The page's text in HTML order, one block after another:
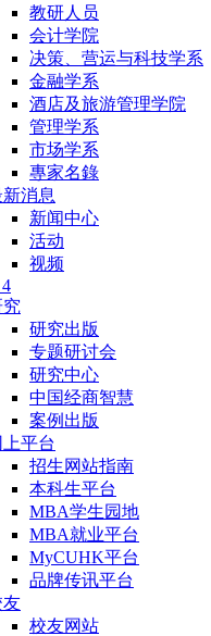
教研人员
会计学院
决策、营运与科技学系
金融学系
酒店及旅游管理学院
管理学系
市场学系
專家名錄
消息
新闻中心
活动
视频
研究出版
专题研讨会
研究中心
中国经商智慧
案例出版
上平台
招生网站指南
本科生平台
MBA学生园地
MBA就业平台
MyCUHK平台
品牌传讯平台
友
校友网站